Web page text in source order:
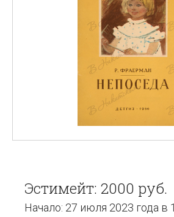
Эстимейт: 2000 руб.
Начало: 27 июля 2023 года в